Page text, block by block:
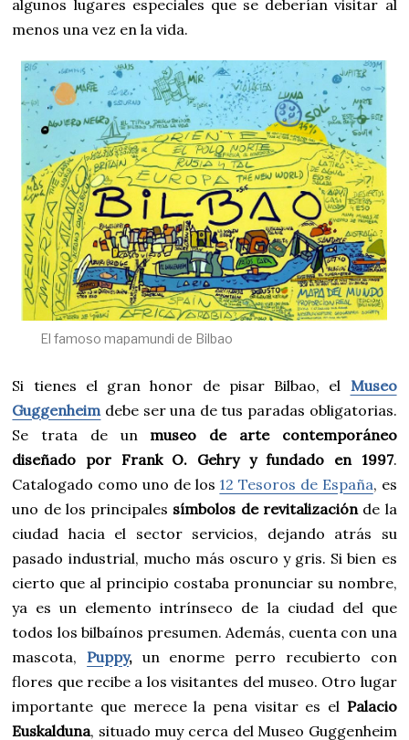
algunos lugares especiales que se deberían visitar al
menos una vez en la vida.
El famoso mapamundi de Bilbao
Si tienes el gran honor de pisar Bilbao, el Museo
Guggenheimdebe ser una de tus paradas obligatorias.
Se trata de un museo de arte contemporáneo
diseñado por Frank O. Gehry y fundado en 1997.
Catalogado como uno de los 12 Tesoros de España, es
uno de los principales símbolos de revitalizaciónde la
ciudad hacia el sector servicios, dejando atrás su
pasado industrial, mucho más oscuro y gris. Si bien es
cierto que al principio costaba pronunciar su nombre,
ya es un elemento intrínseco de la ciudad del que
todos los bilbaínos presumen. Además, cuenta con una
mascota, Puppy, un enorme perro recubierto con
flores que recibe a los visitantes del museo. Otro lugar
importante que merece la pena visitar es el Palacio
Euskalduna, situado muy cerca del Museo Guggenheim